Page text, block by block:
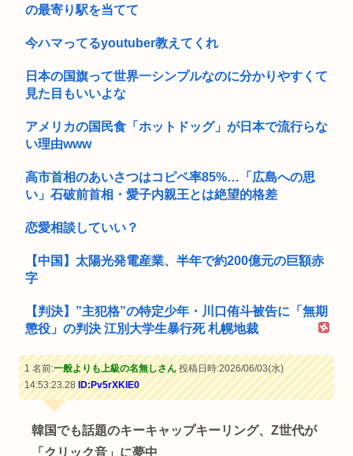
の最寄り駅を当てて
今ハマってるyoutuber教えてくれ
日本の国旗って世界一シンプルなのに分かりやすくて
見た目もいいよな
アメリカの国民食「ホットドッグ」が日本で流行らな
い理由www
高市首相のあいさつはコピペ率85%…「広島への思
い」石破前首相・愛子内親王とは絶望的格差
恋愛相談していい？
【中国】太陽光発電産業、半年で約200億元の巨額赤
字
【判決】”主犯格”の特定少年・川口侑斗被告に「無期
懲役」の判決 江別大学生暴行死 札幌地裁
1 名前:一般よりも上級の名無しさん投稿日時:2026/06/03(水)
14:53:23.28ID:Pv5rXKlE0
韓国でも話題のキーキャップキーリング、Z世代が
「クリック音」に夢中